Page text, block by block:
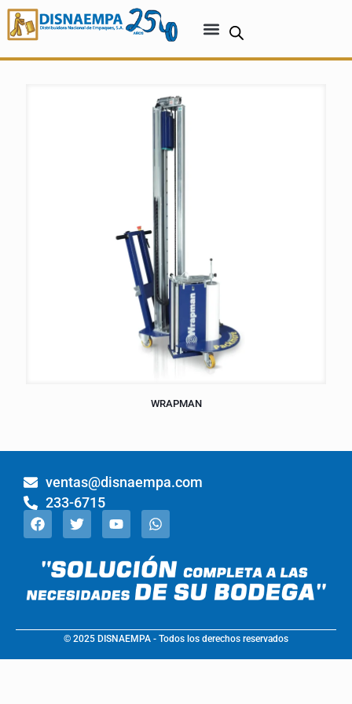
WRAPMAN
ventas@disnaempa.com
233-6715
© 2025 DISNAEMPA - Todos los derechos reservados